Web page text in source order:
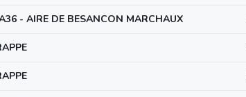
- AIRE DE BESANCON MARCHAUX